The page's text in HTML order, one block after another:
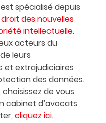
spécialisé depuis
droit des nouvelles
intellectuelle.
acteurs du
leurs
et extrajudiciaires
des données.
de vous
cabinet d’avocats
cliquez ici.